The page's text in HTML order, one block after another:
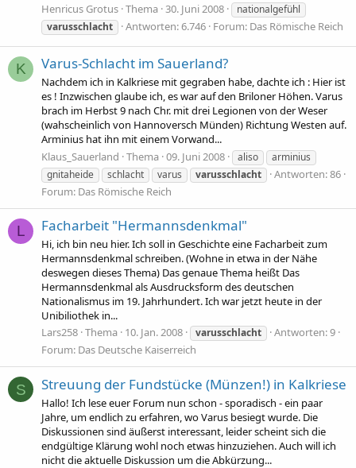
Henricus Grotus Thema 30. Juni 2008
nationalgefühl
varusschlacht
Antworten: 6.746 Forum: Das Römische Reich
K Varus-Schlacht im Sauerland?
Nachdem ich in Kalkriese mit gegraben habe, dachte ich : Hier ist
es ! Inzwischen glaube ich, es war auf den Briloner Höhen. Varus
brach im Herbst 9 nach Chr. mit drei Legionen von der Weser
(wahscheinlich von Hannoversch Münden) Richtung Westen auf.
Arminius hat ihn mit einem Vorwand...
Klaus_Sauerland Thema 09. Juni 2008 aliso
arminius
gnitaheide
schlacht varus varusschlacht
Antworten: 86
Forum: Das Römische Reich
L Facharbeit "Hermannsdenkmal"
Hi, ich bin neu hier. Ich soll in Geschichte eine Facharbeit zum
Hermannsdenkmal schreiben. (Wohne in etwa in der Nähe
deswegen dieses Thema) Das genaue Thema heißt Das
Hermannsdenkmal als Ausdrucksform des deutschen
Nationalismus im 19. Jahrhundert. Ich war jetzt heute in der
Unibiliothek in...
Lars258 Thema 10. Jan. 2008 varusschlacht
Antworten: 9
Forum: Das Deutsche Kaiserreich
S Streuung der Fundstücke (Münzen!) in Kalkriese
Hallo! Ich lese euer Forum nun schon - sporadisch - ein paar
Jahre, um endlich zu erfahren, wo Varus besiegt wurde. Die
Diskussionen sind äußerst interessant, leider scheint sich die
endgültige Klärung wohl noch etwas hinzuziehen. Auch will ich
nicht die aktuelle Diskussion um die Abkürzung...